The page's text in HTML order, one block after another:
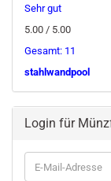
Sehr gut
5.00 / 5.00
Gesamt: 11
stahlwandpool
Login für
E-